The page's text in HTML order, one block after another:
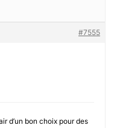
#7555
d’un bon choix pour des